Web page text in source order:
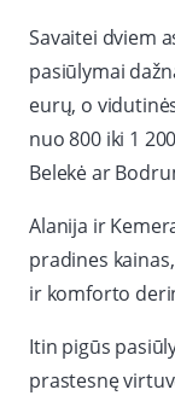
Savaitei dviem
pasiūlymai
eurų, o
nuo 800 iki 1
Belekė ar
Alanija ir
pradines
ir komforto
Itin pigūs
prastesnę